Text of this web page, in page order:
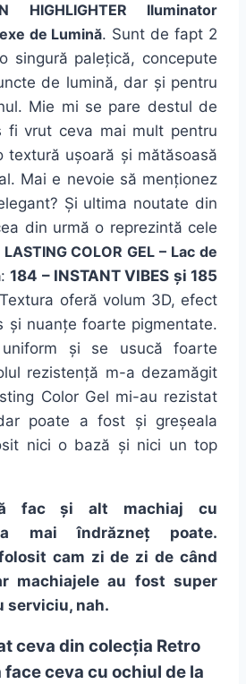
HIGHLIGHTER Iluminator
de Lumină. Sunt de fapt 2
singură palețică, concepute
de lumină, dar și pentru
Mie mi se pare destul de
fi vrut ceva mai mult pentru
textură ușoară și mătăsoasă
Mai e nevoie să menționez
Și ultima noutate din
din urmă o reprezintă cele
LASTING COLOR GEL – Lac de
:184 – INSTANT VIBES și 185
oferă volum 3D, efect
și nuanțe foarte pigmentate.
și se usucă foarte
rezistență m-a dezamăgit
Color Gel mi-au rezistat
poate a fost și greșeala
nici o bază și nici un top
fac și alt machiaj cu
mai îndrăzneț poate.
cam zi de zi de când
machiajele au fost super
serviciu, nah.
ceva din colecția Retro
face ceva cu ochiul de la